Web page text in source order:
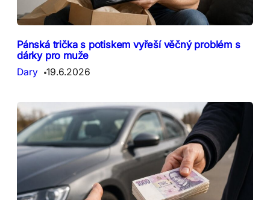
Pánská trička s potiskem vyřeší věčný problém s
dárky pro muže
Dary 19.6.2026